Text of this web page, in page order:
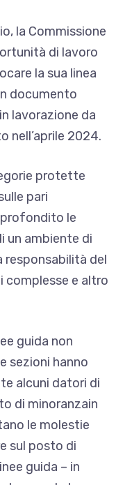
la Commissione
di lavoro
la sua linea
documento
lavorazione da
nell’aprile 2024.
protette
pari
le
un ambiente di
responsabilità del
complesse e altro
guida non
sezioni hanno
alcuni datori di
di minoranzain
le molestie
sul posto di
guida – in